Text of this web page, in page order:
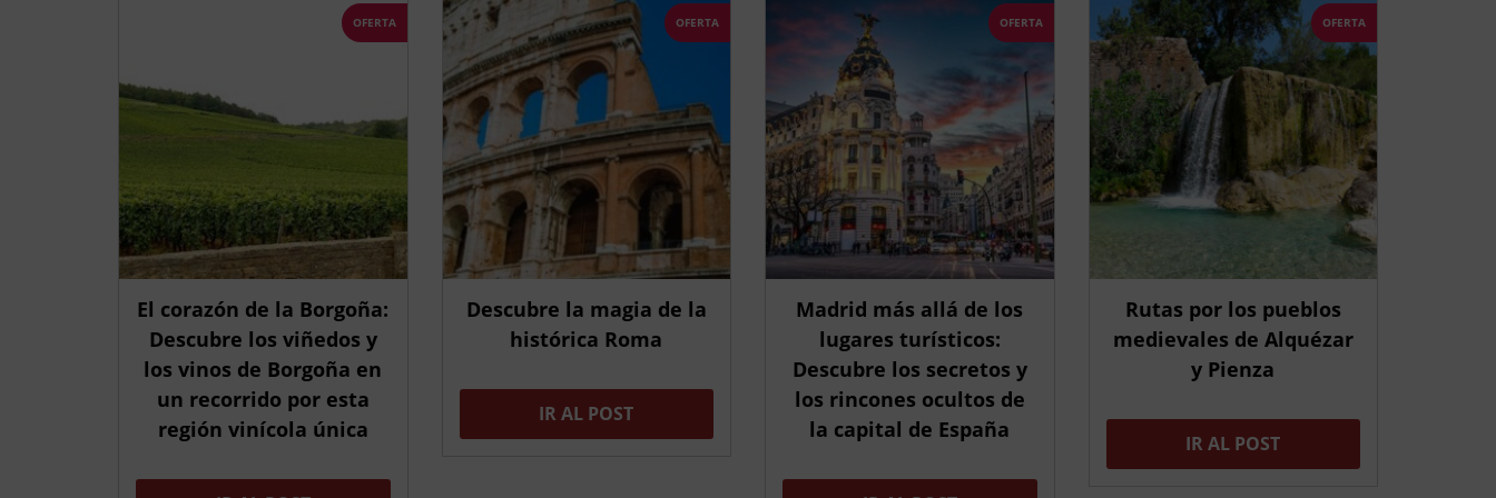
OFERTA
El corazón de la Borgoña:
Descubre los viñedos y
los vinos de Borgoña en
un recorrido por esta
región vinícola única
OFERTA
Descubre la magia de la
histórica Roma
IR AL POST
OFERTA
Madrid más allá de los
lugares turísticos:
Descubre los secretos y
los rincones ocultos de
la capital de España
OFERTA
Rutas por los pueblos
medievales de Alquézar
y Pienza
IR AL POST